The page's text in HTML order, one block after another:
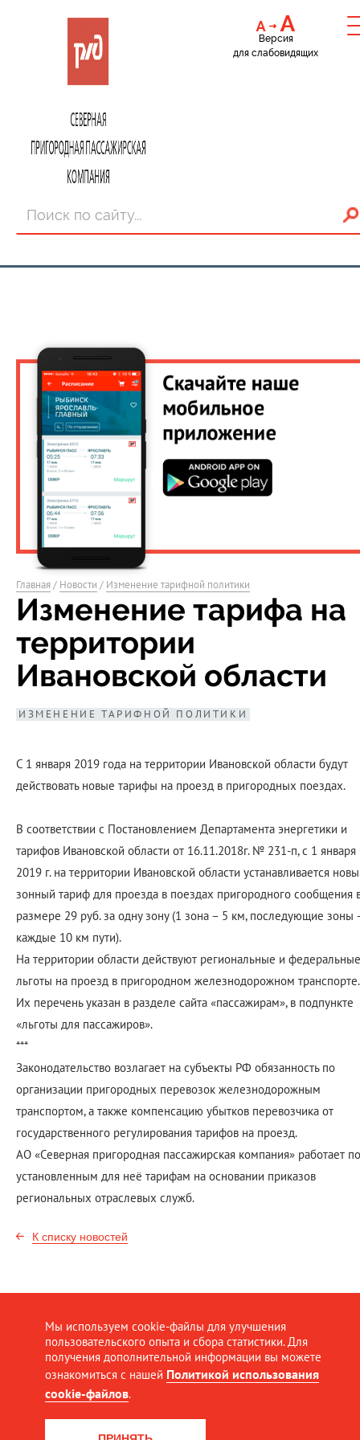
Мы используем cookie-файлы для улучшения
пользовательского опыта и сбора статистики. Для
получения дополнительной информации вы можете
ознакомиться с нашей Политикой использования
cookie-файлов.
Версия
для слабовидящих
Главная/ Новости / Изменение тарифной политики
Изменение тарифа на
территории
Ивановской области
ИЗМЕНЕНИЕ ТАРИФНОЙ ПОЛИТИКИ
С 1 января 2019 года на территории Ивановской области будут
действовать новые тарифы на проезд в пригородных поездах.
В соответствии с Постановлением Департамента энергетики и
тарифов Ивановской области от 16.11.2018г. № 231-п, с 1 января
2019 г. на территории Ивановской области устанавливается
зонный тариф для проезда в поездах пригородного сообщения
размере 29 руб. за одну зону (1 зона – 5 км, последующие зоны
каждые 10 км пути).
На территории области действуют региональные и федеральные
льготы на проезд в пригородном железнодорожном транспорте.
Их перечень указан в разделе сайта «пассажирам», в подпункте
«льготы для пассажиров».
***
Законодательство возлагает на субъекты РФ обязанность по
организации пригородных перевозок железнодорожным
транспортом, а также компенсацию убытков перевозчика от
государственного регулирования тарифов на проезд.
АО «Северная пригородная пассажирская компания» работает по
установленным для неё тарифам на основании приказов
региональных отраслевых служб.
К списку новостей